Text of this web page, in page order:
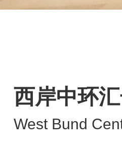
西岸中环
West Bund